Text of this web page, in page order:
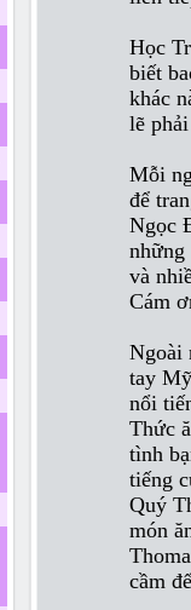
Học
biết
khác
lẽ
Mỗi
để
Ngọc
những
và
Cám
Ngoài
tay
nổi
Thức
tình
tiếng
Quý
món
cầm